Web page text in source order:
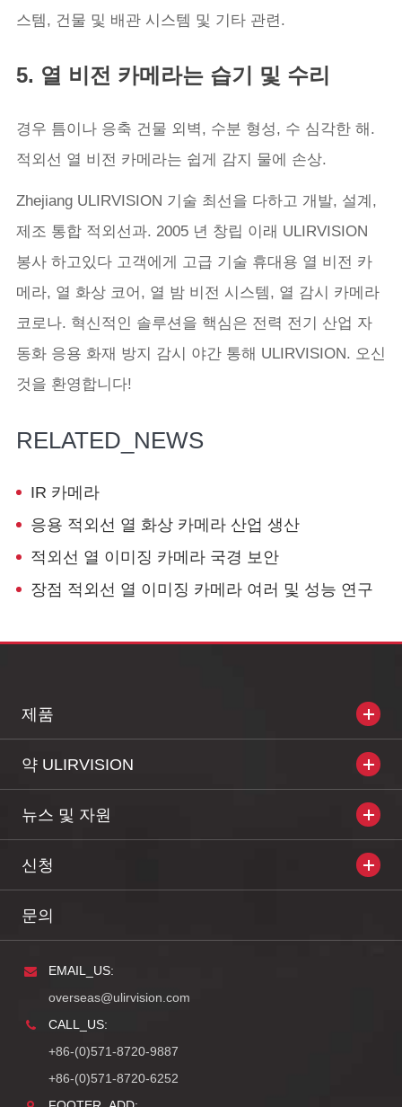
스템, 건물 및 배관 시스템 및 기타 관련.
5. 열 비전 카메라는 습기 및 수리
경우 틈이나 응축 건물 외벽, 수분 형성, 수 심각한 해.
적외선 열 비전 카메라는 쉽게 감지 물에 손상.
Zhejiang ULIRVISION 기술 최선을 다하고 개발, 설계,
제조 통합 적외선과. 2005 년 창립 이래 ULIRVISION
봉사 하고있다 고객에게 고급 기술 휴대용 열 비전 카
메라, 열 화상 코어, 열 밤 비전 시스템, 열 감시 카메라
코로나. 혁신적인 솔루션을 핵심은 전력 전기 산업 자
동화 응용 화재 방지 감시 야간 통해 ULIRVISION. 오신
것을 환영합니다!
RELATED_NEWS
IR 카메라
응용 적외선 열 화상 카메라 산업 생산
적외선 열 이미징 카메라 국경 보안
장점 적외선 열 이미징 카메라 여러 및 성능 연구
제품
약 ULIRVISION
뉴스 및 자원
신청
문의
EMAIL_US:
overseas@ulirvision.com
CALL_US:
+86-(0)571-8720-9887
+86-(0)571-8720-6252